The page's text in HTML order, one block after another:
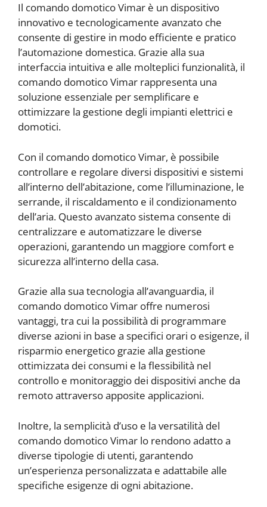
Il comando domotico Vimar è un dispositivo
innovativo e tecnologicamente avanzato che
consente di gestire in modo efficiente e pratico
l’automazione domestica. Grazie alla sua
interfaccia intuitiva e alle molteplici funzionalità, il
comando domotico Vimar rappresenta una
soluzione essenziale per semplificare e
ottimizzare la gestione degli impianti elettrici e
domotici.
Con il comando domotico Vimar, è possibile
controllare e regolare diversi dispositivi e sistemi
all’interno dell’abitazione, come l’illuminazione, le
serrande, il riscaldamento e il condizionamento
dell’aria. Questo avanzato sistema consente di
centralizzare e automatizzare le diverse
operazioni, garantendo un maggiore comfort e
sicurezza all’interno della casa.
Grazie alla sua tecnologia all’avanguardia, il
comando domotico Vimar offre numerosi
vantaggi, tra cui la possibilità di programmare
diverse azioni in base a specifici orari o esigenze, il
risparmio energetico grazie alla gestione
ottimizzata dei consumi e la flessibilità nel
controllo e monitoraggio dei dispositivi anche da
remoto attraverso apposite applicazioni.
Inoltre, la semplicità d’uso e la versatilità del
comando domotico Vimar lo rendono adatto a
diverse tipologie di utenti, garantendo
un’esperienza personalizzata e adattabile alle
specifiche esigenze di ogni abitazione.